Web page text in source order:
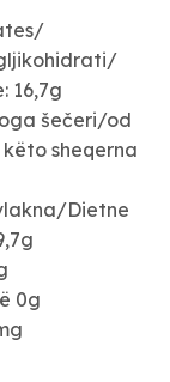
16,7g
šečeri/od
sheqerna
Dietne
0g